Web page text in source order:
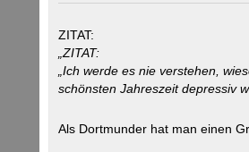
ZITAT:
„ZITAT:
„Ich werde es nie verstehen,
schönsten Jahreszeit depressiv
Als Dortmunder hat man einen